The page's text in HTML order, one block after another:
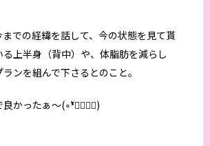
での経緯を話して、今の状態を見て貰
上半身（背中）や、体脂肪を減らし
ンを組んで下さるとのこと。
良かったぁ〜(∘❛ั⌔❛ั∘)